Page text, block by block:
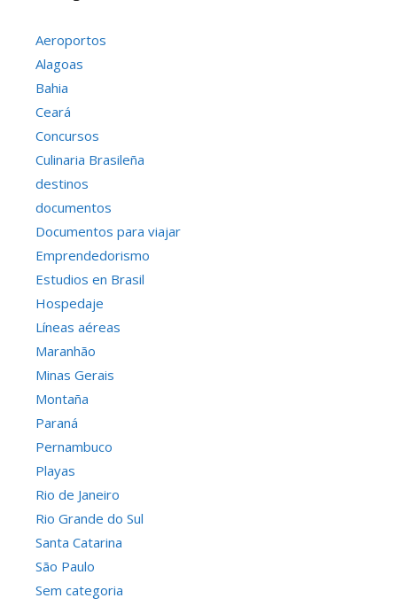
Aeroportos
Alagoas
Bahia
Ceará
Concursos
Culinaria Brasileña
destinos
documentos
Documentos para viajar
Emprendedorismo
Estudios en Brasil
Hospedaje
Líneas aéreas
Maranhão
Minas Gerais
Montaña
Paraná
Pernambuco
Playas
Rio de Janeiro
Rio Grande do Sul
Santa Catarina
São Paulo
Sem categoria